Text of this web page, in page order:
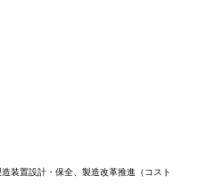
装置設計・保全、製造改革推進（コスト